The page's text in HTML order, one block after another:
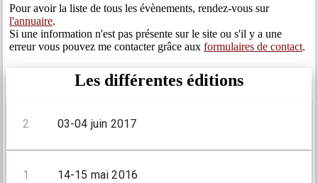
Pour avoir la liste de tous les évènements, rendez-vous sur
l'annuaire.
Si une information n'est pas présente sur le site ou s'il y a une
erreur vous pouvez me contacter grâce auxformulaires de contact.
Les différentes éditions
2 03-04 juin 2017
1 14-15 mai 2016